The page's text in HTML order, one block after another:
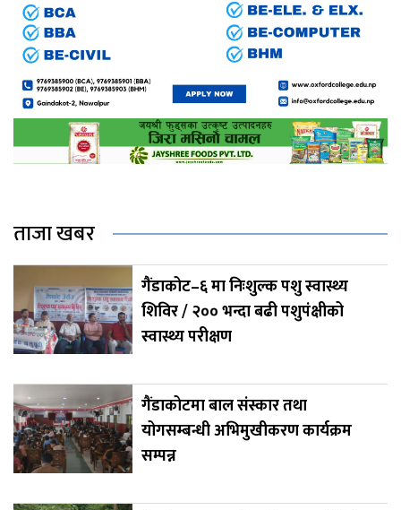
ताजा खबर
गैंडाकोट–६ मा निःशुल्क पशु स्वास्थ्य
शिविर / २०० भन्दा बढी पशुपंक्षीको
स्वास्थ्य परीक्षण
गैंडाकोटमा बाल संस्कार तथा
योगसम्बन्धी अभिमुखीकरण कार्यक्रम
सम्पन्न